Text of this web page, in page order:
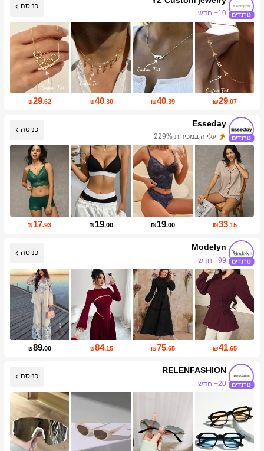
10+ חדש
עליית עוקבים של 120%
כניסה
₪29.07
₪40.39
₪40.30
₪29.62
Esseday
עלייה במכירות 229%
עליית עוקבים של 115%
כניסה
₪33.15
₪19.00
₪19.00
₪17.93
Modelyn
99+ חדש
1.2M עוקבים
כניסה
₪41.65
₪75.65
₪84.15
₪89.00
RELENFASHION
20+ חדש
עליית עוקבים של 296%
כניסה